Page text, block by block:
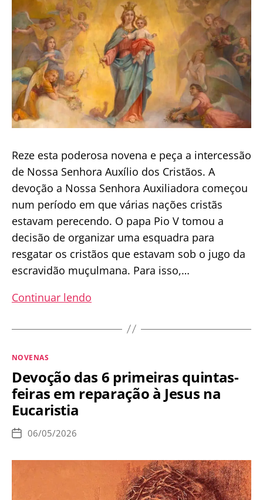
Reze esta poderosa novena e peça a intercessão
de Nossa Senhora Auxílio dos Cristãos. A
devoção a Nossa Senhora Auxiliadora começou
num período em que várias nações cristãs
estavam perecendo. O papa Pio V tomou a
decisão de organizar uma esquadra para
resgatar os cristãos que estavam sob o jugo da
escravidão muçulmana. Para isso,…
Continuar lendo
Nossa
de
15
Maio
Categorias
NOVENAS
Devoção das 6 primeiras quintas-
feiras em reparação à Jesus na
Eucaristia
Data
publicação
06/05/2026